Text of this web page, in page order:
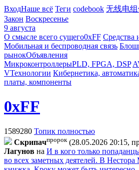
ВходНаше всё Теги codebook 无线电
Закон Воскресенье
9 августа
О смысле всего сущего0xFF Средства
Мобильная и беспроводная связь
рынокОбъявления
МикроконтроллерыPLD, FPGA, DSP
VТехнологии Кибернетика,
платы, компоненты
0xFF
1589280 Топик полностью
Cкpипaчпророк (28.05.2026 20:15,
Лaгyнoв на И в кого только
во всех заметных деятелей. В